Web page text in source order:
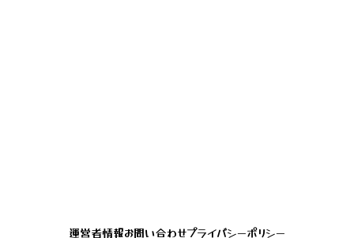
運営者情報お問い合わせプライバシーポリシー